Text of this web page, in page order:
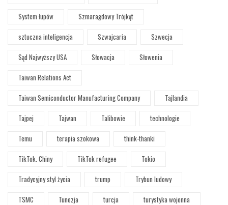
System łupów
Szmaragdowy Trójkąt
sztuczna inteligencja
Szwajcaria
Szwecja
Sąd Najwyższy USA
Słowacja
Słowenia
Taiwan Relations Act
Taiwan Semiconductor Manufacturing Company
Tajlandia
Tajpej
Tajwan Talibowie
technologie
Temu
terapia szokowa
think-thanki
TikTok. Chiny
TikTok refugee
Tokio
Tradycyjny styl życia
trump
Trybun ludowy
TSMC
Tunezja turcja
turystyka wojenna